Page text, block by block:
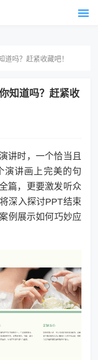
道吗？赶紧收藏吧！
知道吗？赶紧收
讲时，一个恰当且
演讲画上完美的句
篇，更要激发听众
深入探讨PPT结束
例展示如何巧妙应